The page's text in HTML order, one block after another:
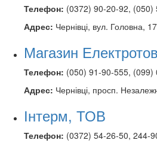
Телефон: (0372) 90-20-92, (050)
Адрес: Чернівці, вул. Головна,
Магазин
Телефон: (050) 91-90-555, (099)
Адрес: Чернівці, просп.
Інтерм, ТОВ
Телефон: (0372) 54-26-50, 244-